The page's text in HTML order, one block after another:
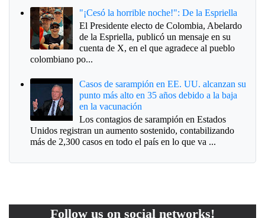
"¡Cesó la horrible noche!": De la Espriella
El Presidente electo de Colombia, Abelardo
de la Espriella, publicó un mensaje en su
cuenta de X, en el que agradece al pueblo
colombiano po...
Casos de sarampión en EE. UU. alcanzan su
punto más alto en 35 años debido a la baja
en la vacunación
Los contagios de sarampión en Estados
Unidos registran un aumento sostenido, contabilizando
más de 2,300 casos en todo el país en lo que va ...
Follow us on social networks!